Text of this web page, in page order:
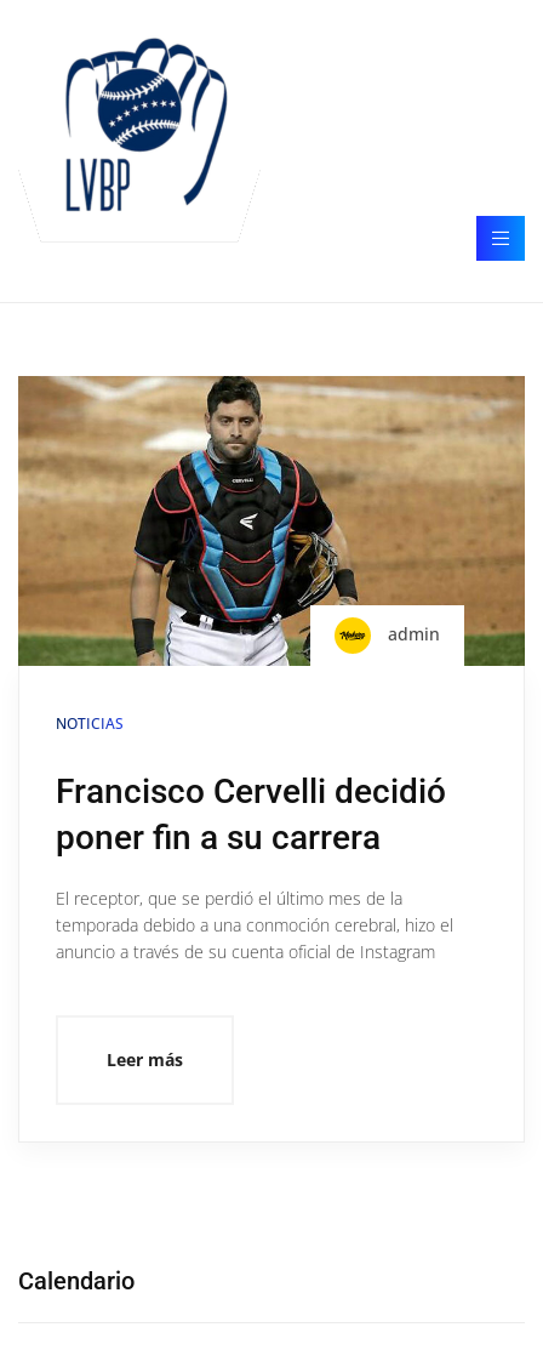
admin
NOTICIAS
Francisco Cervelli decidió
poner fin a su carrera
El receptor, que se perdió el último mes de la
temporada debido a una conmoción cerebral, hizo el
anuncio a través de su cuenta oficial de Instagram
Leer más
Calendario